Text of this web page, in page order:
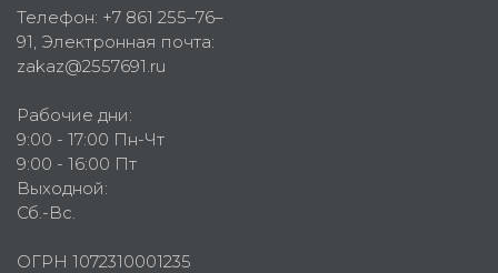
Телефон: +7 861 255–76–
91, Электронная почта:
zakaz@2557691.ru
Рабочие дни:
9:00 - 17:00 Пн-Чт
9:00 - 16:00 Пт
Выходной:
Сб.-Вс.
ОГРН 1072310001235